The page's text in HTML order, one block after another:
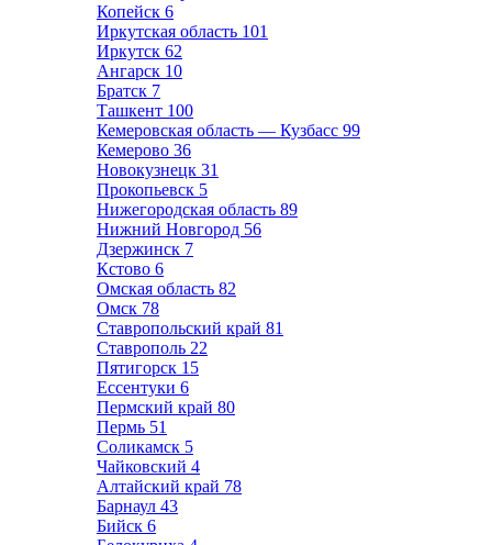
Копейск 6
Иркутская область 101
Иркутск 62
Ангарск 10
Братск 7
Ташкент 100
Кемеровская область — Кузбасс 99
Кемерово 36
Новокузнецк 31
Прокопьевск 5
Нижегородская область 89
Нижний Новгород 56
Дзержинск 7
Кстово 6
Омская область 82
Омск 78
Ставропольский край 81
Ставрополь 22
Пятигорск 15
Ессентуки 6
Пермский край 80
Пермь 51
Соликамск 5
Чайковский 4
Алтайский край 78
Барнаул 43
Бийск 6